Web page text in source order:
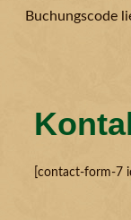
Buchungscode
[contact-form-7